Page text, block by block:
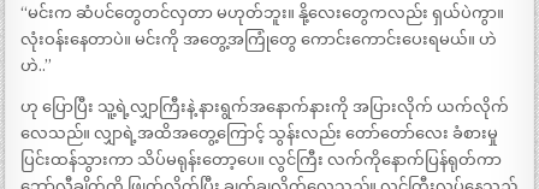
“မင်းက ဆံပင်တွေတင်လှတာ မဟုတ်ဘူး။ နို့လေးတွေကလည်း ရှယ်ပဲကွာ။
လုံးဝန်းနေတာပဲ။ မင်းကို အတွေ့အကြုံတွေ ကောင်းကောင်းပေးရမယ်။ ဟဲ
ဟဲ..”
ဟု ပြောပြီး သူ့ရဲ့လျှာကြီးနဲ့ နားရွက်အနောက်နားကို အပြားလိုက် ယက်လိုက်
လေသည်။ လျှာရဲ့အထိအတွေ့ကြောင့် သွန်းလည်း တော်တော်လေး ခံစားမှု
ပြင်းထန်သွားကာ သိပ်မရုန်းတော့ပေ။ လွင်ကြီး လက်ကိုနောက်ပြန်ရုတ်ကာ